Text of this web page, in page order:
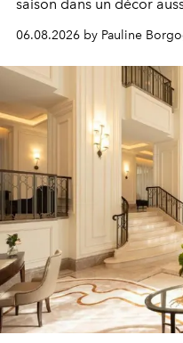
saison dans un décor
06.08.2026 by Pauline